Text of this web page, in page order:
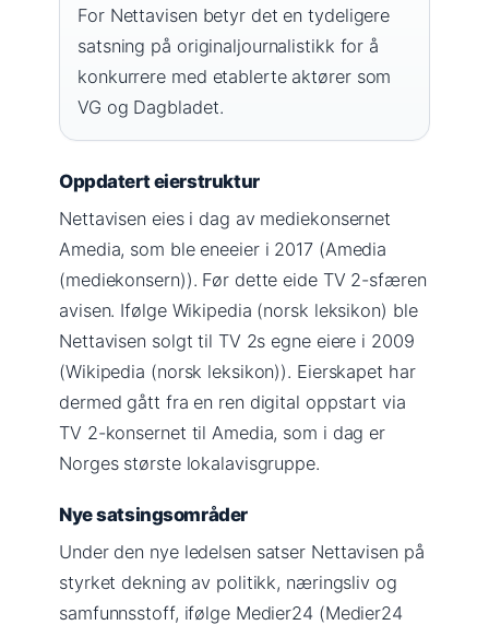
For Nettavisen betyr det en tydeligere
satsning på originaljournalistikk for å
konkurrere med etablerte aktører som
VG og Dagbladet.
Oppdatert eierstruktur
Nettavisen eies i dag av mediekonsernet
Amedia, som ble eneeier i 2017 (Amedia
(mediekonsern)). Før dette eide TV 2-sfæren
avisen. Ifølge Wikipedia (norsk leksikon) ble
Nettavisen solgt til TV 2s egne eiere i 2009
(Wikipedia (norsk leksikon)). Eierskapet har
dermed gått fra en ren digital oppstart via
TV 2-konsernet til Amedia, som i dag er
Norges største lokalavisgruppe.
Nye satsingsområder
Under den nye ledelsen satser Nettavisen på
styrket dekning av politikk, næringsliv og
samfunnsstoff, ifølge Medier24 (Medier24